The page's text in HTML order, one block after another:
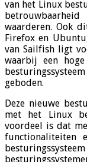
van het Linux
waarderen. Ook
Firefox en
van Sailfish ligt
waarbij een
geboden.
Deze nieuwe
met het Linux
voordeel is dat
functionaliteiten